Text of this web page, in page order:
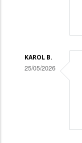
odpowiedzi
Na
KAROL B.
25/05/2026